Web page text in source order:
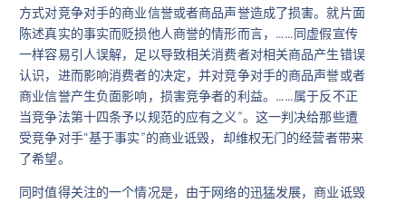
方式对竞争对手的商业信誉或者商品声誉造成了损害。就片面
陈述真实的事实而贬损他人商誉的情形而言，……同虚假宣传
一样容易引人误解，足以导致相关消费者对相关商品产生错误
认识，进而影响消费者的决定，并对竞争对手的商品声誉或者
商业信誉产生负面影响，损害竞争者的利益。……属于反不正
当竞争法第十四条予以规范的应有之义”。这一判决给那些遭
受竞争对手“基于事实”的商业诋毁，却维权无门的经营者带来
了希望。
同时值得关注的一个情况是，由于网络的迅猛发展，商业诋毁